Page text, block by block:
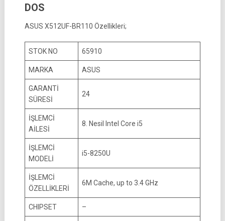
DOS
ASUS X512UF-BR110 Özellikleri;
STOK NO 65910
MARKA ASUS
GARANTİ
SÜRESİ
24
İŞLEMCİ
AİLESİ
8. Nesil Intel Core i5
İŞLEMCİ
MODELİ
i5-8250U
İŞLEMCİ
ÖZELLİKLERİ
6M Cache, up to 3.4 GHz
CHIPSET –